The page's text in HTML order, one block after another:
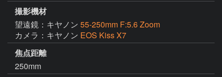
撮影機材
望遠鏡：キヤノン 55-250mm F:5.6 Zoom
カメラ：キヤノン EOS Kiss X7
焦点距離
250mm